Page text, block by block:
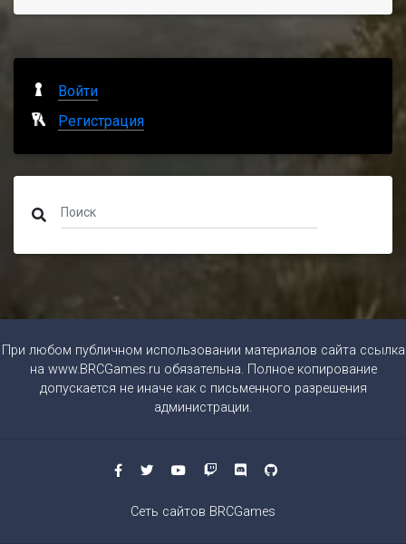
Войти
Регистрация
При любом публичном использовании материалов сайта ссылка
на www.BRCGames.ru обязательна. Полное копирование
допускается не иначе как с письменного разрешения
администрации.
Сеть сайтов BRCGames